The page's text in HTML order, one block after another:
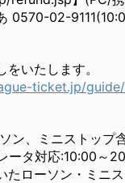
0570-02-
いたします。
ticket.jp/
、ミニストップ
ータ対応:10:00～
たローソン・ミニ